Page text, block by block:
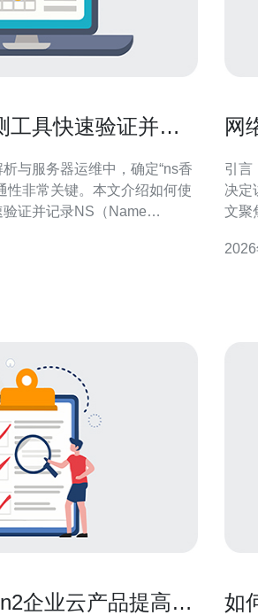
工具快速验证并记
与服务器运维中，确定“ns香
性非常关键。本文介绍如何使
证并记录NS（Name
查。 为什么要验证
网
引言
决定
文聚
网络
企业云产品提高业
如